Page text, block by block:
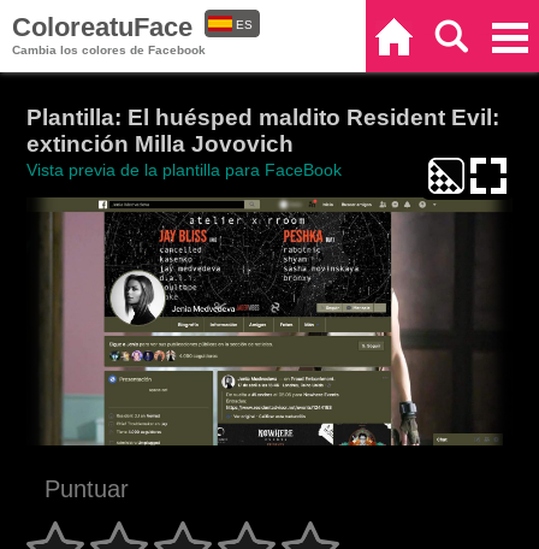
ColoreatuFace
Cambia los colores de Facebook
ES
Plantilla: El huésped maldito Resident Evil:
extinción Milla Jovovich
Vista previa de la plantilla para FaceBook
Puntuar